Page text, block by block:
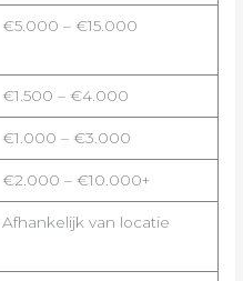
€5.000 – €15.000
€1.500 – €4.000
€1.000 – €3.000
€2.000 – €10.000+
Afhankelijk van locatie